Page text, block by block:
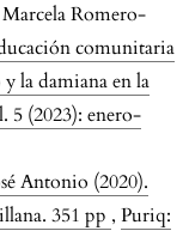
Romero-
comunitaria
la damiana en la
5 (2023): enero-
Antonio (2020).
351 pp , Puriq: